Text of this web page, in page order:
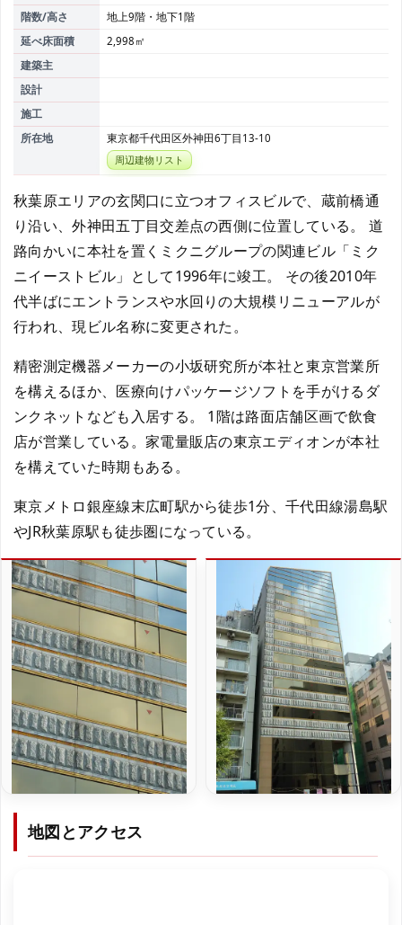
階数/高さ
地上9階・地下1階
延べ床面積
2,998㎡
建築主
設計
施工
所在地
東京都千代田区外神田6丁目13-10
周辺建物リスト
秋葉原エリアの玄関口に立つオフィスビルで、蔵前橋通
り沿い、外神田五丁目交差点の西側に位置している。 道
路向かいに本社を置くミクニグループの関連ビル「ミク
ニイーストビル」として1996年に竣工。 その後2010年
代半ばにエントランスや水回りの大規模リニューアルが
行われ、現ビル名称に変更された。
精密測定機器メーカーの小坂研究所が本社と東京営業所
を構えるほか、医療向けパッケージソフトを手がけるダ
ンクネットなども入居する。 1階は路面店舗区画で飲食
店が営業している。家電量販店の東京エディオンが本社
を構えていた時期もある。
東京メトロ銀座線末広町駅から徒歩1分、千代田線湯島駅
やJR秋葉原駅も徒歩圏になっている。
地図とアクセス